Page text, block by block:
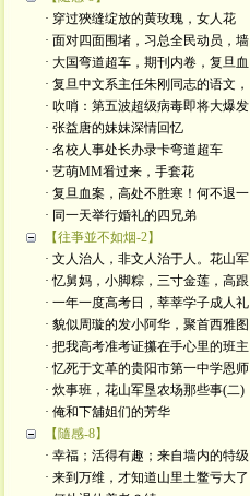
· 穿过狹缝绽放的黄玫瑰，女人花
· 面对四面围堵，习总全民动员，墙
· 大国弯道超车，期刊内卷，复旦血
· 复旦中文系主任朱刚同志的语文，
· 吹哨：第五波超级病毒即将大爆发
· 张益唐的妹妹深情回忆
· 名校人事处长办录卡弯道超车
· 艺萌MM㸔过来，手套花
· 复旦血案，高处不胜寒！何不退一
· 同一天举行婚礼的四兄弟
【往亊並不如烟-2】
· 文人治人，非文人治于人。花山军
· 忆舅妈，小脚粽，三寸金莲，高跟
· 一年一度高考日，莘莘学子成人礼
· 貌似周璇的发小阿华，聚首西雅图
· 把我高考准考证攥在手心里的班主
· 忆死于文革的贵阳市第一中学恩师
· 炊事班，花山军垦农场那些事(二)
· 俺和下舖姐们的芳华
【隨感-8】
· 幸福；活得有趣；来自墙内的特级
· 来到万维，才知道山里土鳖亏大了